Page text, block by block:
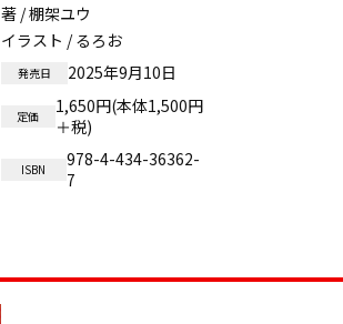
著 / 棚架ユウ
イラスト / るろお
発売日 2025年9月10日
定価
1,650円(本体1,500円
＋税)
ISBN
978-4-434-36362-
7